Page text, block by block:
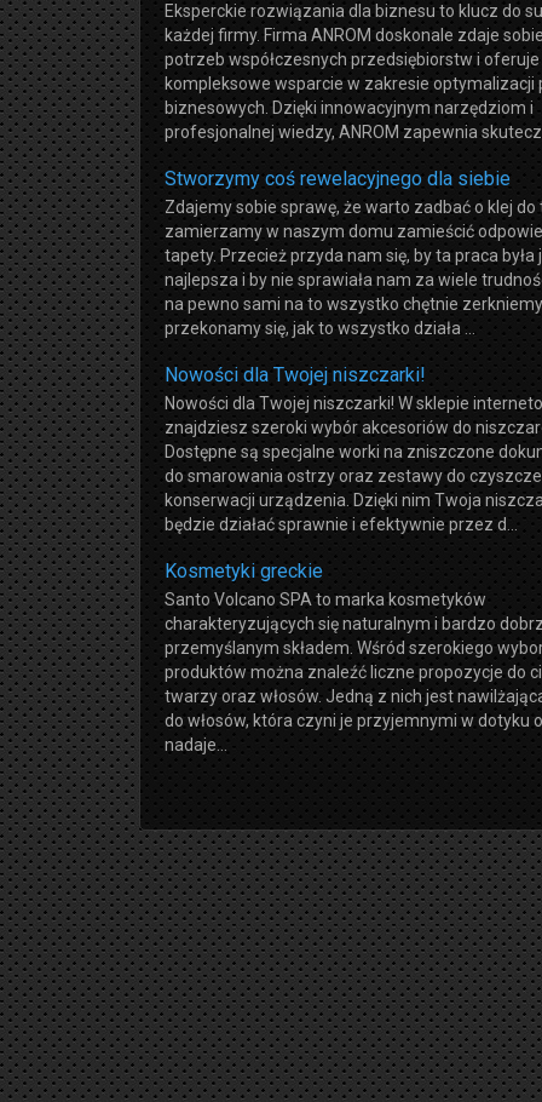
Eksperckie rozwiązania dla biznesu to klucz do
każdej firmy. Firma ANROM doskonale zdaje
potrzeb współczesnych przedsiębiorstw i oferuje
kompleksowe wsparcie w zakresie optymalizacji
biznesowych. Dzięki innowacyjnym narzędziom i
profesjonalnej wiedzy, ANROM zapewnia
Stworzymy coś rewelacyjnego dla siebie
Zdajemy sobie sprawę, że warto zadbać o klej do
zamierzamy w naszym domu zamieścić
tapety. Przecież przyda nam się, by ta praca była
najlepsza i by nie sprawiała nam za wiele
na pewno sami na to wszystko chętnie
przekonamy się, jak to wszystko działa ...
Nowości dla Twojej niszczarki!
Nowości dla Twojej niszczarki! W sklepie
znajdziesz szeroki wybór akcesoriów do
Dostępne są specjalne worki na zniszczone
do smarowania ostrzy oraz zestawy do
konserwacji urządzenia. Dzięki nim Twoja
będzie działać sprawnie i efektywnie przez d...
Kosmetyki greckie
Santo Volcano SPA to marka kosmetyków
charakteryzujących się naturalnym i bardzo
przemyślanym składem. Wśród szerokiego
produktów można znaleźć liczne propozycje do
twarzy oraz włosów. Jedną z nich jest
do włosów, która czyni je przyjemnymi w dotyku
nadaje...